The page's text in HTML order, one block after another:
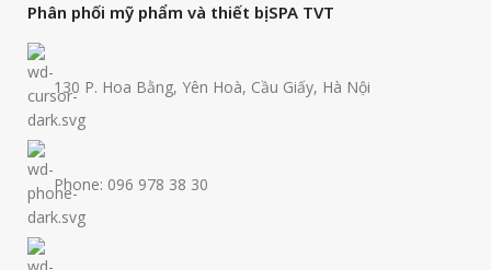
Phân phối mỹ phẩm và thiết bị SPA TVT
130 P. Hoa Bằng, Yên Hoà, Cầu Giấy, Hà Nội
Phone: 096 978 38 30